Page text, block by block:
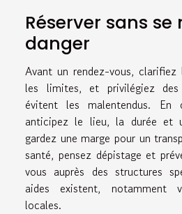
Réserver sans
danger
Avant un rendez-vous,
les limites, et privilégiez
évitent les malentendus. En
anticipez le lieu, la durée et
gardez une marge pour un
santé, pensez dépistage et
vous auprès des structures
aides existent, notamment
locales.